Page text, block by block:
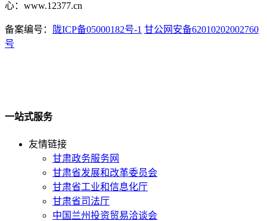
心：www.12377.cn
备案编号： 陇ICP备05000182号-1 甘公网安备62010202002760
号
一站式服务
友情链接
甘肃政务服务网
甘肃省发展和改革委员会
甘肃省工业和信息化厅
甘肃省司法厅
中国兰州投资贸易洽谈会